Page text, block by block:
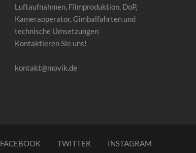
Luftaufnahmen, Filmproduktion, DoP,
Kameraoperator, Gimbalfahrten und
technische Umsetzungen
Kontaktieren Sie uns!
kontakt@movik.de
FACEBOOK TWITTER INSTAGRAM